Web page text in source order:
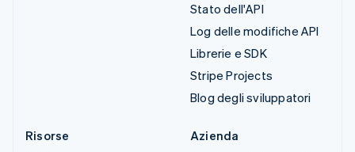
Stato dell'API
Log delle modifiche API
Librerie e SDK
Stripe Projects
Blog degli sviluppatori
Risorse
Azienda